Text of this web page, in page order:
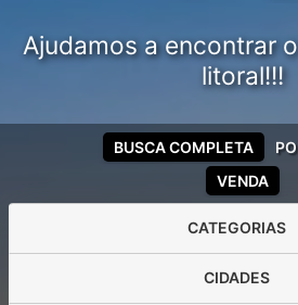
Ajudamos a encontrar
litoral!!!
VENDA
BUSCA COMPLETA
CATEGORIAS
CIDADES